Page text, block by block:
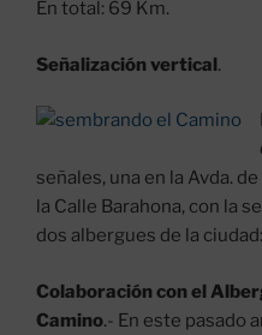
En total: 69 Km.
Señalización vertical.
señales, una en la Avda.
la Calle Barahona, con la
dos albergues de la
Colaboración con el
Camino.- En este pasado